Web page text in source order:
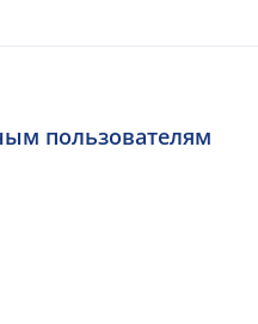
пользователям